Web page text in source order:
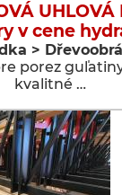
UHLOVÁ
v cene
>
porez
kvalitné …